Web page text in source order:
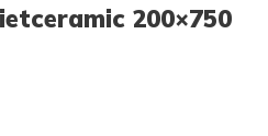
200×750